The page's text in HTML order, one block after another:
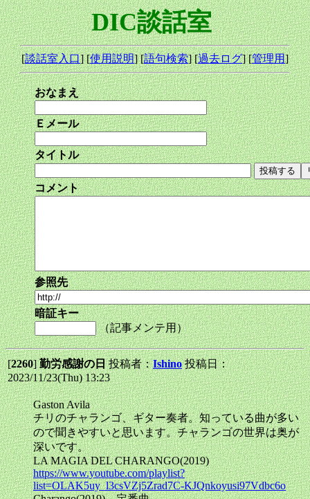
DIC談話室
[談話室入口] [使用説明] [語句検索] [過去ログ] [管理用]
おなまえ
Ｅメール
タイトル
コメント
参照先
暗証キー
（記事メンテ用）
[2260]勤労感謝の日投稿者：Ishino 投稿日：
2023/11/23(Thu) 13:23
Gaston Avila
チリのチャランゴ、ギター奏者。知っている曲が多い
ので聞きやすいと思います。チャランゴの世界は奥が
深いです。
LA MAGIA DEL CHARANGO(2019)
https://www.youtube.com/playlist?
list=OLAK5uy_l3csVZj5Zrad7C-KJQnkoyusi97Vdbc6o